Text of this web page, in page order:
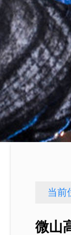
当前
微山